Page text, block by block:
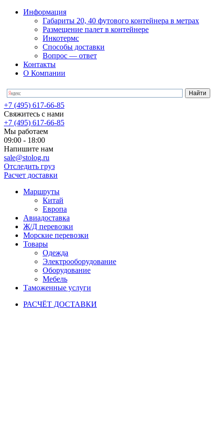
Информация
Габариты 20, 40 футового контейнера в метрах
Размещение палет в контейнере
Инкотермс
Способы доставки
Вопрос — ответ
Контакты
О Компании
+7 (495) 617-66-85
Свяжитесь с нами
+7 (495) 617-66-85
Мы работаем
09:00 - 18:00
Напишите нам
sale@stolog.ru
Отследить груз
Расчет доставки
Маршруты
Китай
Европа
Авиадоставка
Ж/Д перевозки
Морские перевозки
Товары
Одежда
Электрооборудование
Оборудование
Мебель
Таможенные услуги
РАСЧЁТ ДОСТАВКИ